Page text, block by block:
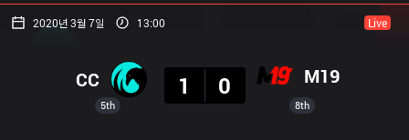
2020년 3월 7일 13:00 Live
5th
CC
1
0 M19
8th